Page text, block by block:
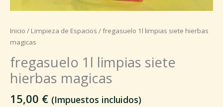
Inicio / Limpieza de Espacios / fregasuelo 1l limpias siete hierbas
magicas
fregasuelo 1l limpias siete
hierbas magicas
15,00 € (Impuestos incluidos)